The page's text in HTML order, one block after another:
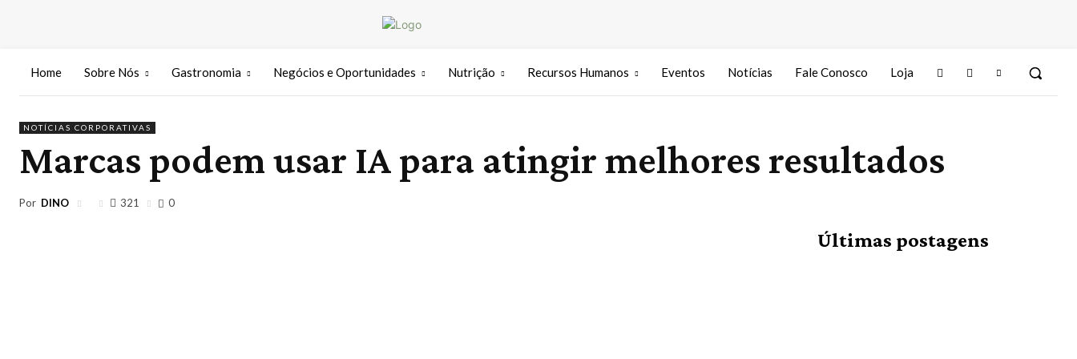
Home Sobre Nós Gastronomia Negócios e Oportunidades Nutrição Recursos Humanos Eventos Notícias Fale Conosco Loja
NOTÍCIAS CORPORATIVAS
Marcas podem usar IA para atingir melhores resultados
Por DINO 321 0
Últimas postagens